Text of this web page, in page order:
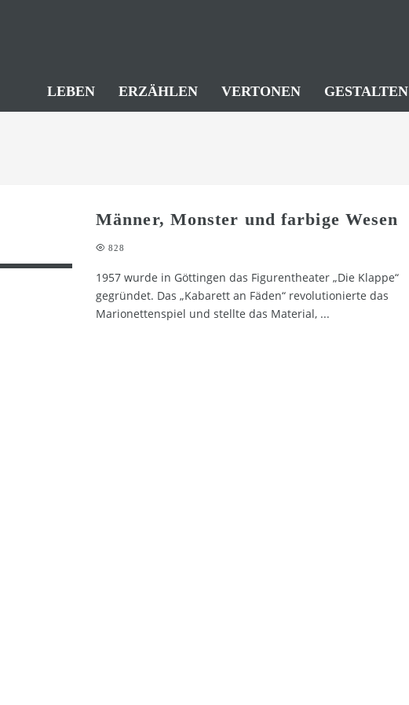
LEBEN ERZÄHLEN VERTONEN GESTALTEN
Männer, Monster und farbige Wesen
828
1957 wurde in Göttingen das Figurentheater „Die Klappe“
gegründet. Das „Kabarett an Fäden“ revolutionierte das
Marionettenspiel und stellte das Material, ...